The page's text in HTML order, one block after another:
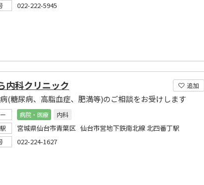
022-222-5945
追加
内科クリニック
(糖尿病、高脂血症、肥満等)のご相談をお受けします
病院・医療
内科
宮城県仙台市青葉区 仙台市営地下鉄南北線 北四番丁駅
022-224-1627